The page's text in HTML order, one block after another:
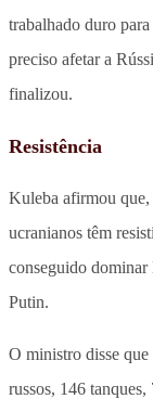
trabalhado duro
preciso afetar a
finalizou.
Resistência
Kuleba afirmou que,
ucranianos têm
conseguido
Putin.
O ministro disse
russos, 146